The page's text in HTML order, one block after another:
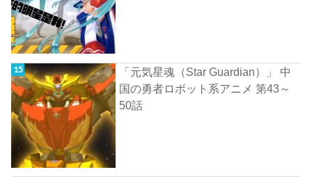
「元気星魂（Star Guardian）」 中
国の勇者ロボット系アニメ 第43～
50話